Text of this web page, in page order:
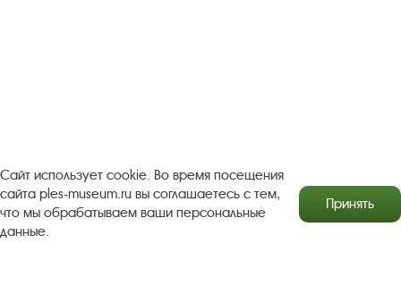
Турфирмам Документы Застройщикам
Антикоррупционная деятельность
Сайт использует cookie. Во время посещения
сайта ples-museum.ru вы соглашаетесь с тем,
что мы обрабатываем ваши персональные
данные.
Принять